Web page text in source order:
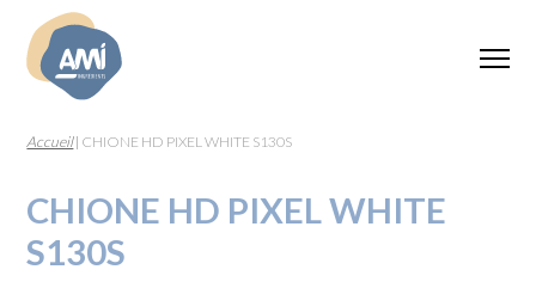
Accueil| CHIONE HD PIXEL WHITE S130S
CHIONE HD PIXEL WHITE
S130S